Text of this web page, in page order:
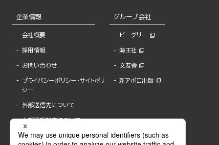
企業情報
会社概要
採用情報
お問い合わせ
プライバシーポリシー・サイトポリ
シー
外部送信先について
内部通報制度について
グループ会社
ビーグリー
海王社
文友舎
新アポロ出版